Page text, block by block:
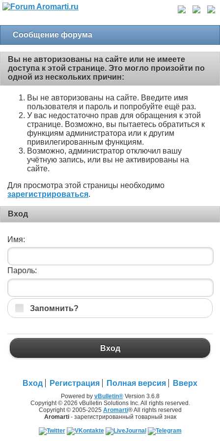
Сообщение форума
Вы не авторизованы на сайте или не имеете
доступа к этой странице. Это могло произойти по
одной из нескольких причин:
Вы не авторизованы на сайте. Введите имя
пользователя и пароль и попробуйте ещё раз.
У вас недостаточно прав для обращения к этой
странице. Возможно, вы пытаетесь обратиться к
функциям администратора или к другим
привилегированным функциям.
Возможно, администратор отключил вашу
учётную запись, или вы не активированы на
сайте.
Для просмотра этой страницы необходимо
зарегистрироваться.
Вход
Имя:
Пароль:
Запомнить?
Вход
Вход Регистрация Полная версия Вверх
Powered by vBulletin®Version 3.6.8
Copyright © 2026 vBulletin Solutions Inc. All rights reserved.
Copyright © 2005-2025 Aromarti® All rights reserved
Aromarti- зарегистрированный товарный знак